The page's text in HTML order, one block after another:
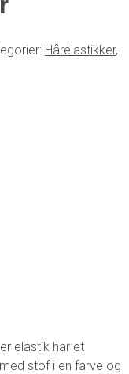
Hårelastikker,
elastik har et
stof i en farve og